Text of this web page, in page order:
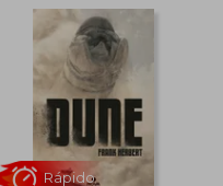
20%
dcto.